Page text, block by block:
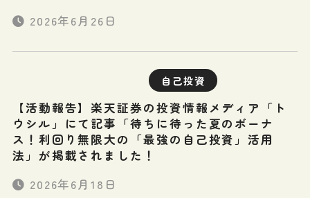
2026年6月26日
自己投資
【活動報告】楽天証券の投資情報メディア「ト
ウシル」にて記事「待ちに待った夏のボーナ
ス！利回り無限大の「最強の自己投資」活用
法」が掲載されました！
2026年6月18日